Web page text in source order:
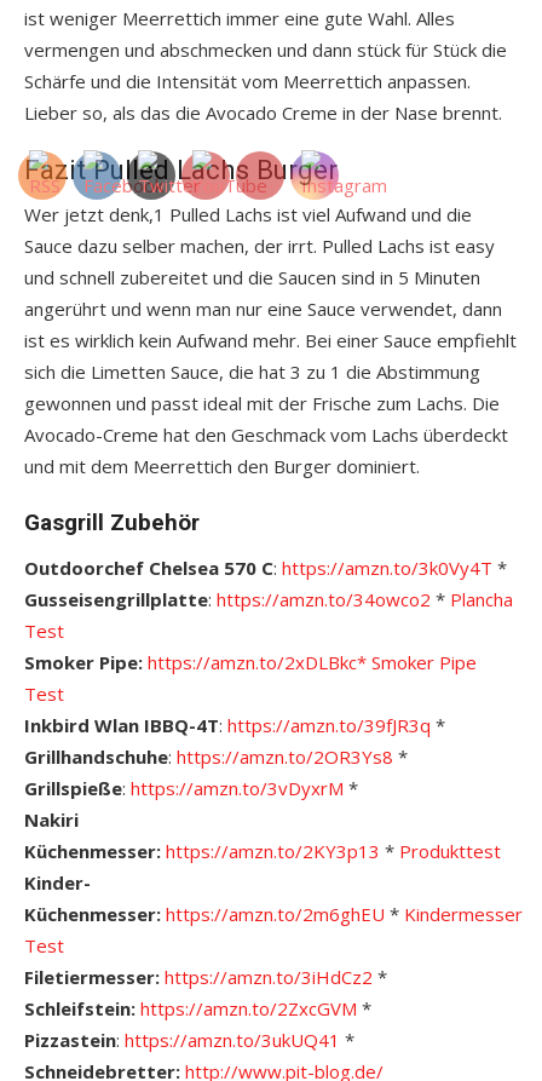
ist weniger Meerrettich immer eine gute Wahl. Alles
vermengen und abschmecken und dann stück für Stück die
Schärfe und die Intensität vom Meerrettich anpassen.
Lieber so, als das die Avocado Creme in der Nase brennt.
Fazit Pulled Lachs Burger
Wer jetzt denk,1 Pulled Lachs ist viel Aufwand und die
Sauce dazu selber machen, der irrt. Pulled Lachs ist easy
und schnell zubereitet und die Saucen sind in 5 Minuten
angerührt und wenn man nur eine Sauce verwendet, dann
ist es wirklich kein Aufwand mehr. Bei einer Sauce empfiehlt
sich die Limetten Sauce, die hat 3 zu 1 die Abstimmung
gewonnen und passt ideal mit der Frische zum Lachs. Die
Avocado-Creme hat den Geschmack vom Lachs überdeckt
und mit dem Meerrettich den Burger dominiert.
Gasgrill Zubehör
Outdoorchef Chelsea 570 C: https://amzn.to/3k0Vy4T *
Gusseisengrillplatte: https://amzn.to/34owco2 * Plancha
Test
Smoker Pipe: https://amzn.to/2xDLBkc* Smoker Pipe
Test
Inkbird Wlan IBBQ-4T: https://amzn.to/39fJR3q *
Grillhandschuhe: https://amzn.to/2OR3Ys8 *
Grillspieße: https://amzn.to/3vDyxrM *
Nakiri
Küchenmesser: https://amzn.to/2KY3p13 * Produkttest
Kinder-
Küchenmesser: https://amzn.to/2m6ghEU * Kindermesser
Test
Filetiermesser: https://amzn.to/3iHdCz2 *
Schleifstein: https://amzn.to/2ZxcGVM *
Pizzastein: https://amzn.to/3ukUQ41 *
Schneidebretter: http://www.pit-blog.de/